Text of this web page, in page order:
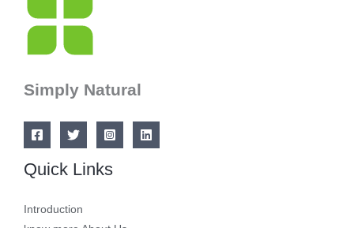
Simply Natural
Quick Links
Introduction